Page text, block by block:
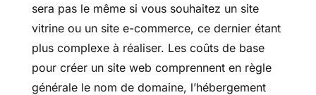
sera pas le même si vous souhaitez un site
vitrine ou un site e-commerce, ce dernier étant
plus complexe à réaliser. Les coûts de base
pour créer un site web comprennent en règle
générale le nom de domaine, l’hébergement